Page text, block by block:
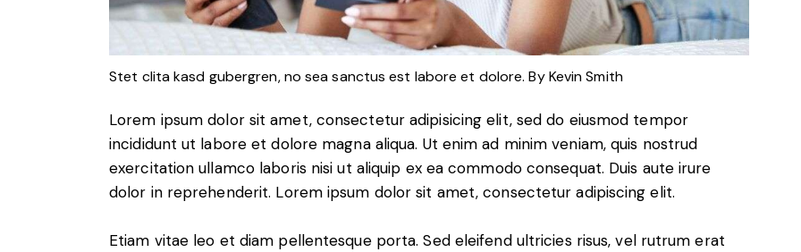
Stet clita kasd gubergren, no sea sanctus est labore et dolore. ByKevin Smith
Lorem ipsum dolor sit amet, consectetur adipisicing elit, sed do eiusmod tempor
incididunt ut labore et dolore magna aliqua. Ut enim ad minim veniam, quis nostrud
exercitation ullamco laboris nisi ut aliquip ex ea commodo consequat. Duis aute irure
dolor in reprehenderit. Lorem ipsum dolor sit amet, consectetur adipiscing elit.
Etiam vitae leo et diam pellentesque porta. Sed eleifend ultricies risus, vel rutrum erat